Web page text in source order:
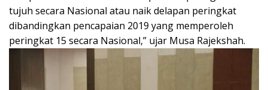
tujuh secara Nasional atau naik delapan peringkat
dibandingkan pencapaian 2019 yang memperoleh
peringkat 15 secara Nasional,” ujar Musa Rajekshah.